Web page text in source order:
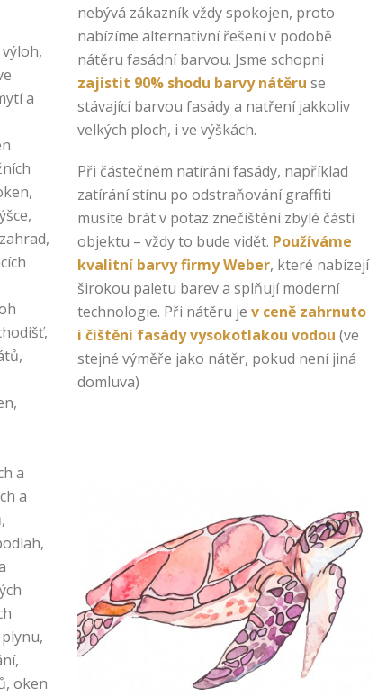
a
a
a
oken
nebývá zákazník vždy spokojen, proto
nabízíme alternativní řešení v podobě
nátěru fasádní barvou. Jsme schopni
zajistit 90% shodu barvy nátěru se
stávající barvou fasády a natření jakkoliv
velkých ploch, i ve výškách.
Při částečném natírání fasády, například
zatírání stínu po odstraňování graffiti
musíte brát v potaz znečištění zbylé části
objektu – vždy to bude vidět. Používáme
kvalitní barvy firmy Weber, které nabízejí
širokou paletu barev a splňují moderní
technologie. Při nátěru je v ceně zahrnuto
i čištění fasády vysokotlakou vodou (ve
stejné výměře jako nátěr, pokud není jiná
domluva)